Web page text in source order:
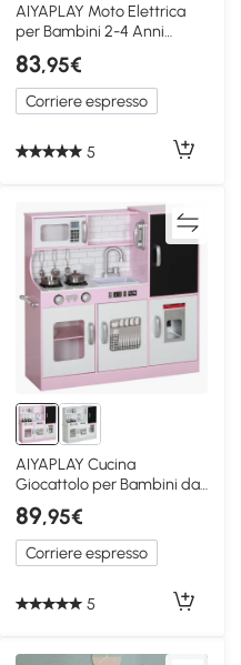
AIYAPLAY Moto Elettrica
per Bambini 2-4 Anni
Licenza Vespa Verde
83,95€
Corriere espresso
5
AIYAPLAY Cucina
Giocattolo per Bambini da
3-8 Anni in Legno Rosa
89,95€
Corriere espresso
5